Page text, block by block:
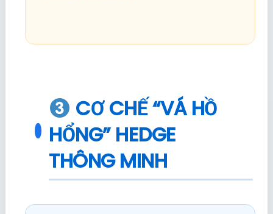
CƠ CHẾ “VÁ HỒ
HỔNG” HEDGE
THÔNG MINH